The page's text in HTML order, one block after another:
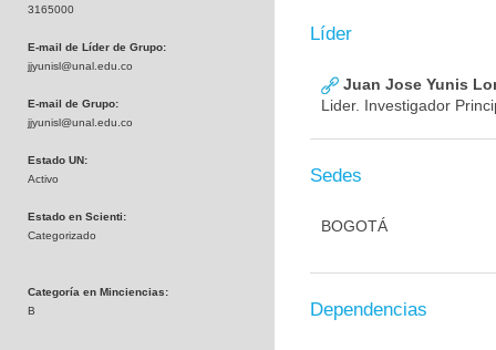
3165000
E-mail de Líder de Grupo:
jjyunisl@unal.edu.co
E-mail de Grupo:
jjyunisl@unal.edu.co
Estado UN:
Activo
Estado en Scienti:
Categorizado
Categoría en Minciencias:
B
Líder
Juan Jose Yunis
Lider. Investigador
Sedes
BOGOTÁ
Dependencias